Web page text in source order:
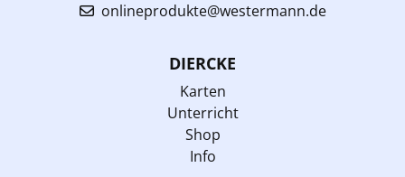
onlineprodukte@westermann.de
DIERCKE
Karten
Unterricht
Shop
Info